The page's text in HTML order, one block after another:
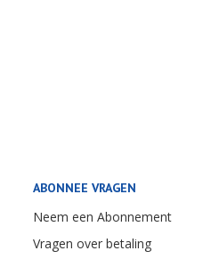
ABONNEE VRAGEN
Neem een Abonnement
Vragen over betaling